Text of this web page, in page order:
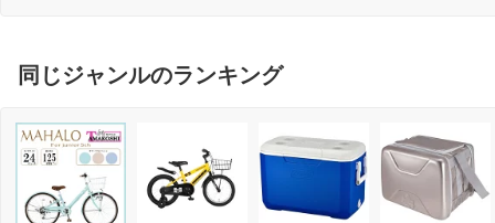
同じジャンルのランキング